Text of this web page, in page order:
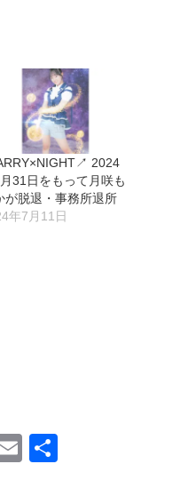
2024
31日をもって月咲も
が脱退・事務所退所
年7月11日
Email